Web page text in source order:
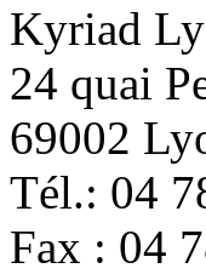
Kyriad
24 quai
69002
Tél.: 04
Fax : 04